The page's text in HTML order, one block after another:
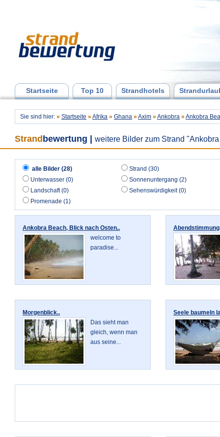
Startseite Top 10 Strandhotels
Sie sind hier: » Startseite » Afrika » Ghana » Axim » Ankobra » Ankobra
Strand bewertung weitere Bilder zum Strand
alle Bilder (28)
Strand (30)
Unterwasser (0)
Sonnenuntergang (2)
Landschaft (0)
Sehenswürdigkeit (0)
Promenade (1)
Ankobra Beach, Blick nach Osten..
welcome to
paradise...
Morgenblick..
Das sieht man
gleich, wenn man
aus seine...
Seele baumeln